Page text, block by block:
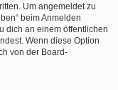
Um angemeldet zu
beim Anmelden
dich an einem öffentlichen
Wenn diese Option
von der Board-